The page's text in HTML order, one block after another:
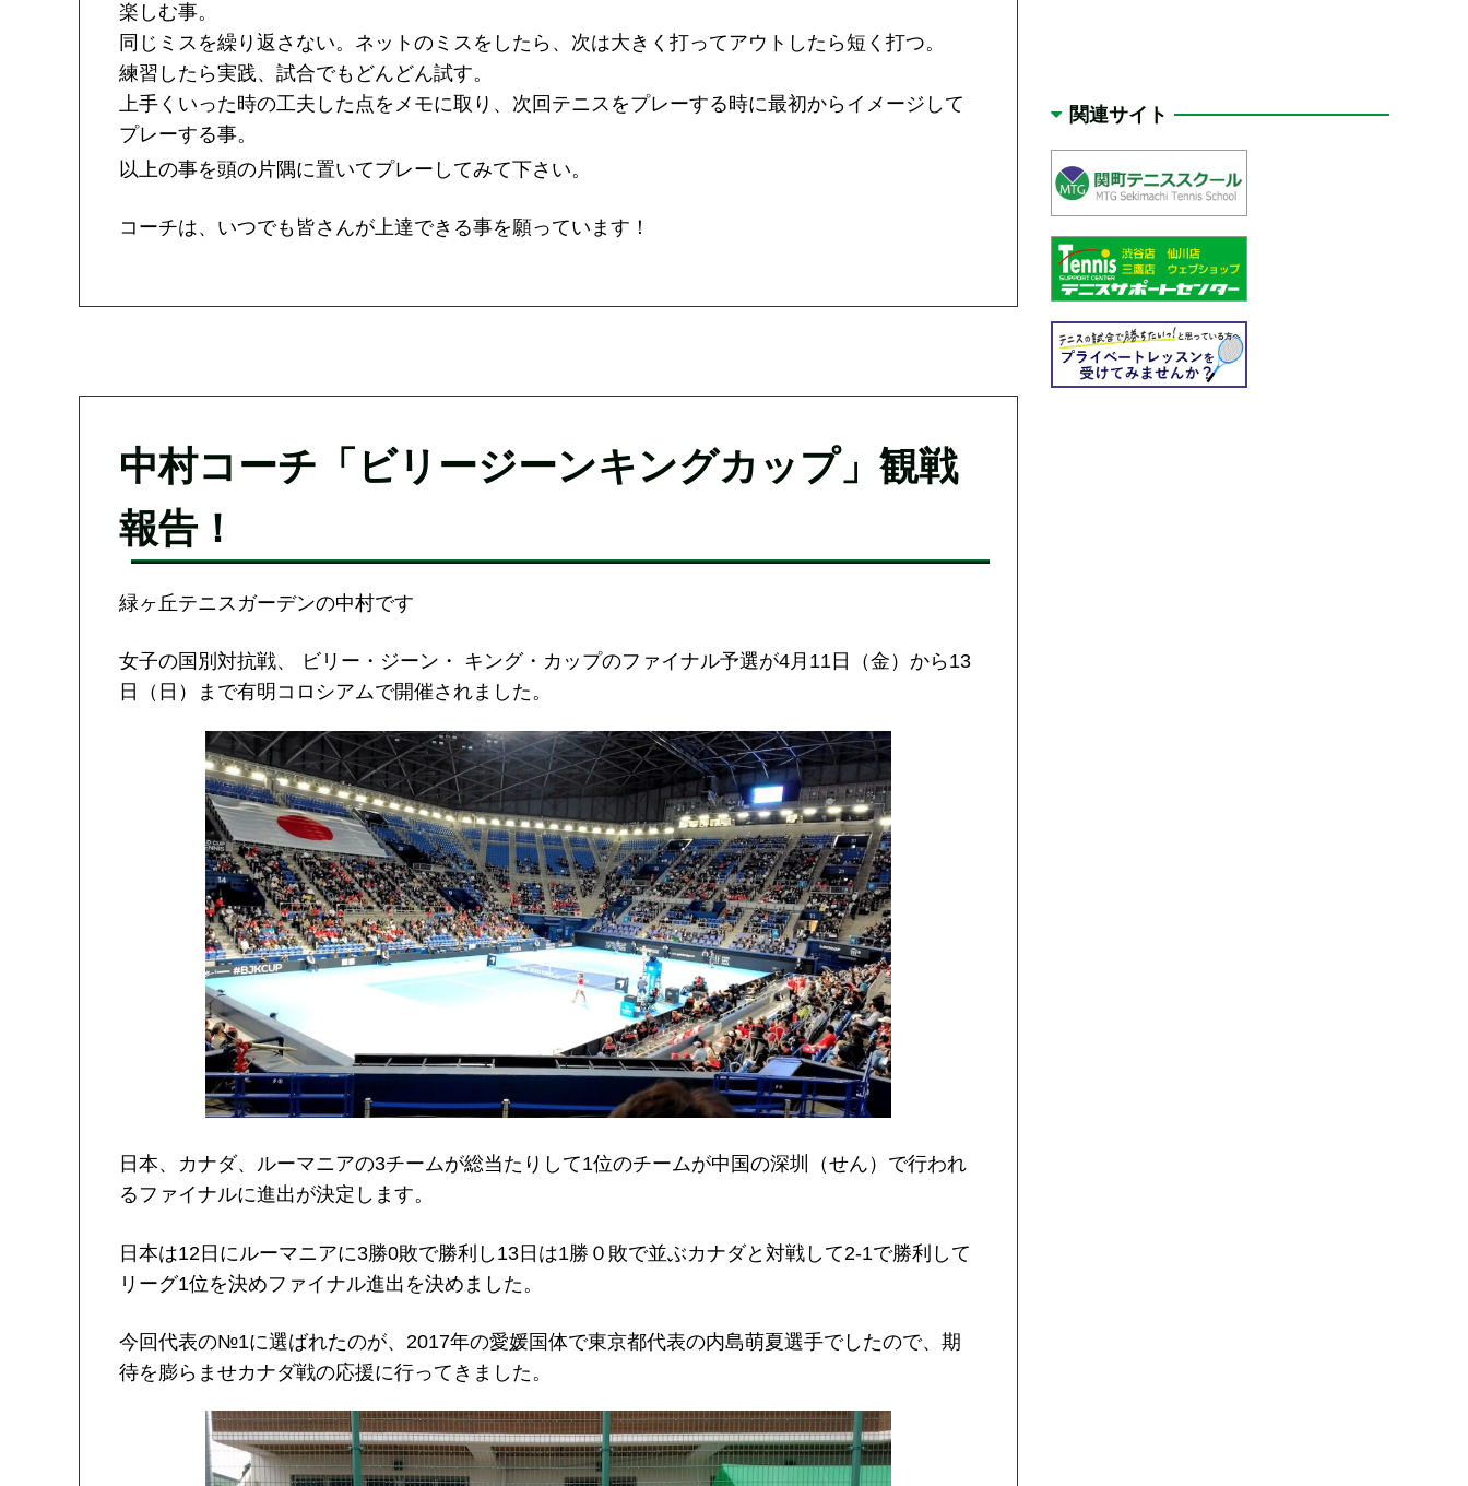
楽しむ事。
同じミスを繰り返さない。ネットのミスをしたら、次は大きく打ってアウトしたら短く打つ。
練習したら実践、試合でもどんどん試す。
上手くいった時の工夫した点をメモに取り、次回テニスをプレーする時に最初からイメージして
プレーする事。
以上の事を頭の片隅に置いてプレーしてみて下さい。
コーチは、いつでも皆さんが上達できる事を願っています！
中村コーチ「ビリージーンキングカップ」観戦
報告！
緑ヶ丘テニスガーデンの中村です
女子の国別対抗戦、 ビリー・ジーン・ キング・カップのファイナル予選が4月11日（金）から13
日（日）まで有明コロシアムで開催されました。
日本、カナダ、ルーマニアの3チームが総当たりして1位のチームが中国の深圳（せん）で行われ
るファイナルに進出が決定します。
日本は12日にルーマニアに3勝0敗で勝利し13日は1勝０敗で並ぶカナダと対戦して2-1で勝利して
リーグ1位を決めファイナル進出を決めました。
今回代表の№1に選ばれたのが、2017年の愛媛国体で東京都代表の内島萌夏選手でしたので、期
待を膨らませカナダ戦の応援に行ってきました。
関連サイト